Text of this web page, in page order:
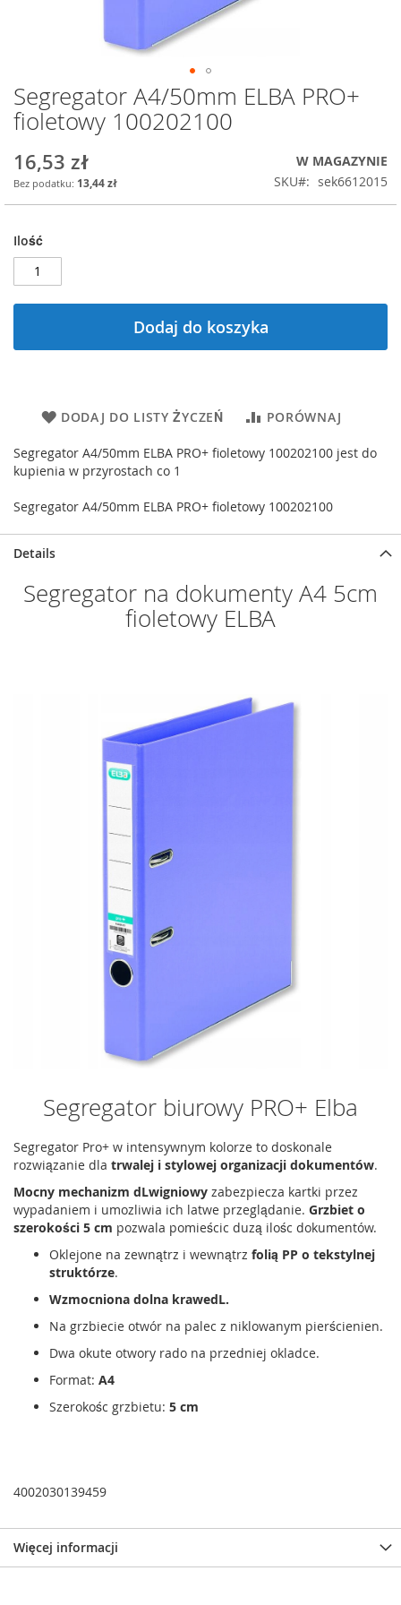
Przejdź
na
początek
Segregator A4/50mm ELBA PRO+
fioletowy 100202100
16,53 zł
13,44 zł
W MAGAZYNIE
SKU
sek6612015
Ilość
Dodaj do koszyka
DODAJ DO LISTY ŻYCZEŃ PORÓWNAJ
Segregator A4/50mm ELBA PRO+ fioletowy 100202100 jest do
kupienia w przyrostach co 1
Segregator A4/50mm ELBA PRO+ fioletowy 100202100
Details
Segregator na dokumenty A4 5cm
fioletowy ELBA
Segregator biurowy PRO+ Elba
Segregator Pro+ w intensywnym kolorze to doskonale
rozwiązanie dla trwalej i stylowej organizacji dokumentów.
Mocny mechanizm dLwigniowy zabezpiecza kartki przez
wypadaniem i umozliwia ich latwe przeglądanie. Grzbiet o
szerokości 5 cm pozwala pomieścic duzą ilośc dokumentów.
Oklejone na zewnątrz i wewnątrz folią PP o tekstylnej
struktórze.
Wzmocniona dolna krawedL.
Na grzbiecie otwór na palec z niklowanym pierścienien.
Dwa okute otwory rado na przedniej okladce.
Format: A4
Szerokośc grzbietu: 5 cm
4002030139459
Więcej informacji